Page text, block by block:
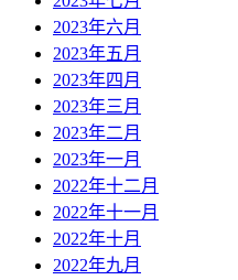
2023年六月
2023年五月
2023年四月
2023年三月
2023年二月
2023年一月
2022年十二月
2022年十一月
2022年十月
2022年九月